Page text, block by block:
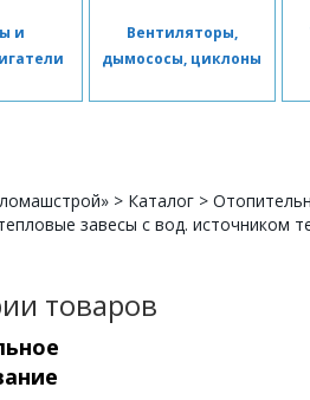
и
Вентиляторы,
дымососы, циклоны
> Каталог >
завесы с вод. источником
товаров